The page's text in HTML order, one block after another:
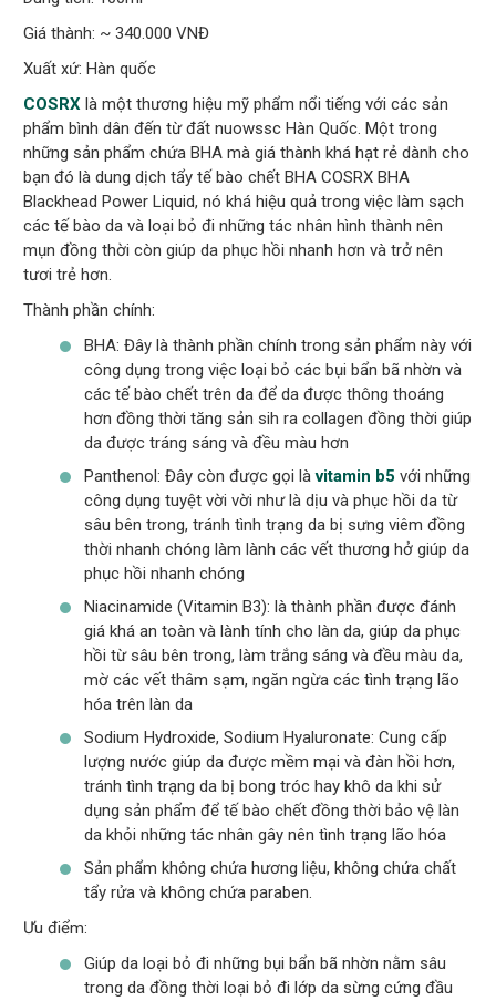
Giá thành: ~ 340.000 VNĐ
Xuất xứ: Hàn quốc
COSRX là một thương hiệu mỹ phẩm nổi tiếng với các sản
phẩm bình dân đến từ đất nuowssc Hàn Quốc. Một trong
những sản phẩm chứa BHA mà giá thành khá hạt rẻ dành cho
bạn đó là dung dịch tẩy tế bào chết BHA COSRX BHA
Blackhead Power Liquid, nó khá hiệu quả trong việc làm sạch
các tế bào da và loại bỏ đi những tác nhân hình thành nên
mụn đồng thời còn giúp da phục hồi nhanh hơn và trở nên
tươi trẻ hơn.
Thành phần chính:
BHA: Đây là thành phần chính trong sản phẩm này với
công dụng trong việc loại bỏ các bụi bẩn bã nhờn và
các tế bào chết trên da để da được thông thoáng
hơn đồng thời tăng sản sih ra collagen đồng thời giúp
da được tráng sáng và đều màu hơn
Panthenol: Đây còn được gọi làvitamin b5 với những
công dụng tuyệt vời vời như là dịu và phục hồi da từ
sâu bên trong, tránh tình trạng da bị sưng viêm đồng
thời nhanh chóng làm lành các vết thương hở giúp da
phục hồi nhanh chóng
Niacinamide (Vitamin B3): là thành phần được đánh
giá khá an toàn và lành tính cho làn da, giúp da phục
hồi từ sâu bên trong, làm trắng sáng và đều màu da,
mờ các vết thâm sạm, ngăn ngừa các tình trạng lão
hóa trên làn da
Sodium Hydroxide, Sodium Hyaluronate: Cung cấp
lượng nước giúp da được mềm mại và đàn hồi hơn,
tránh tình trạng da bị bong tróc hay khô da khi sử
dụng sản phẩm để tế bào chết đồng thời bảo vệ làn
da khỏi những tác nhân gây nên tình trạng lão hóa
Sản phẩm không chứa hương liệu, không chứa chất
tẩy rửa và không chứa paraben.
Ưu điểm:
Giúp da loại bỏ đi những bụi bẩn bã nhờn nằm sâu
trong da đồng thời loại bỏ đi lớp da sừng cứng đầu